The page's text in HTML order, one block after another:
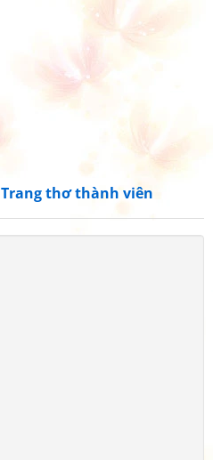
Trang thơ thành viên